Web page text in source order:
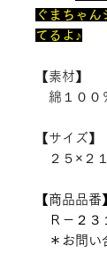
ぐまちゃ
てるよ♪
【素材】
綿１００
【サイズ】
２５×２
【商品品番
Ｒ－２３
＊お問い